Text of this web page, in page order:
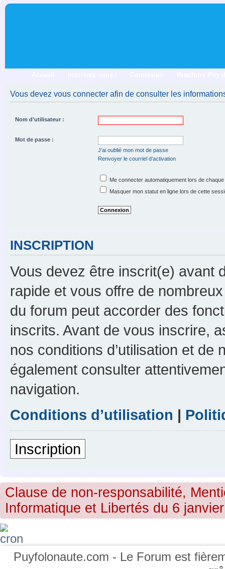
Vous devez vous connecter afin de consulter les
Nom d'utilisateur :
Mot de passe :
J’ai oublié mon mot de passe
Renvoyer le courriel d’activation
Me connecter automatiquement lors de
Masquer mon statut en ligne lors de cette
INSCRIPTION
Vous devez être inscrit(e) avant
rapide et vous offre de
du forum peut accorder des
inscrits. Avant de vous inscrire,
nos conditions d’utilisation et de
également consulter
navigation.
Conditions d’utilisation |
Inscription
Clause de non-responsabilité,
Informatique et Libertés du 6
Puyfolonaute.com - Le Forum est